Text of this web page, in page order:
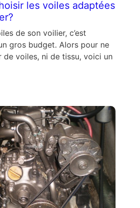
les voiles adaptées
de son voilier, c’est
gros budget. Alors pour ne
de voiles, ni de tissu, voici un